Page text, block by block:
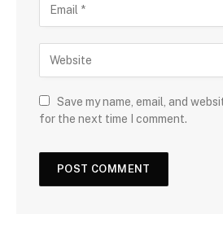
Save my name, email, and
for the next time I comment.